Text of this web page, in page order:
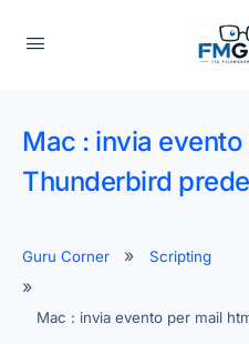
Mac : invia
Thunderbird
Guru Corner Scripting
Mac : invia evento per mail